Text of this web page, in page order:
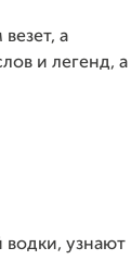
а
и легенд, а
узнают